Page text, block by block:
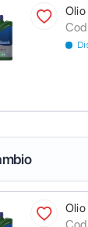
Olio
Olio